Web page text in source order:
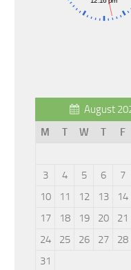
August
M
T W T F
3
4 5 6 7
10
11 12 13 14
17
18 19 20 21
24
25 26 27 28
31